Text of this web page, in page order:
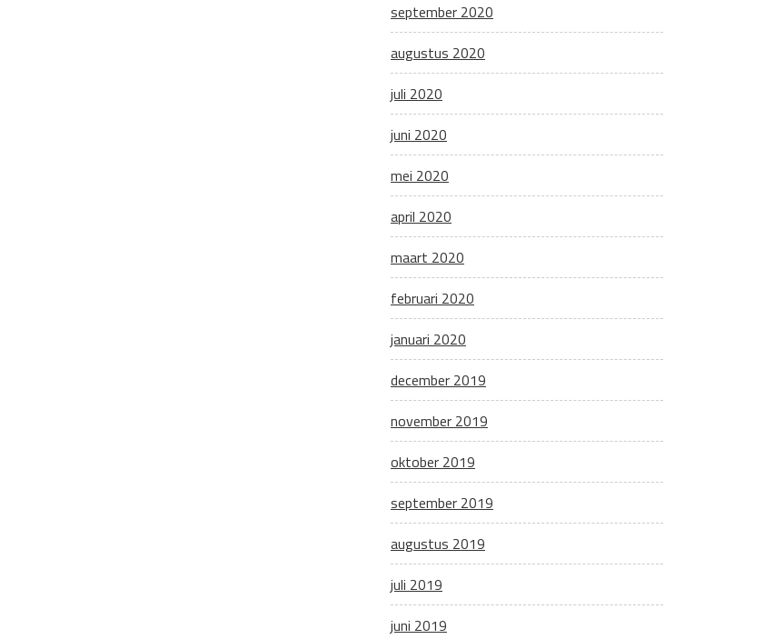
september 2020
augustus 2020
juli 2020
juni 2020
mei 2020
april 2020
maart 2020
februari 2020
januari 2020
december 2019
november 2019
oktober 2019
september 2019
augustus 2019
juli 2019
juni 2019